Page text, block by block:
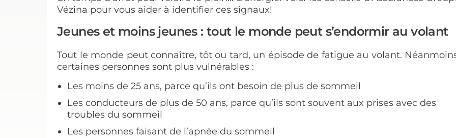
Vézina pour vous aider à identifier ces signaux!
Jeunes et moins jeunes : tout le monde peut s’endormir au volant
Tout le monde peut connaître, tôt ou tard, un épisode de fatigue au volant.
certaines personnes sont plus vulnérables :
Les moins de 25 ans, parce qu’ils ont besoin de plus de sommeil
Les conducteurs de plus de 50 ans, parce qu’ils sont souvent aux prises avec des
troubles du sommeil
Les personnes faisant de l’apnée du sommeil